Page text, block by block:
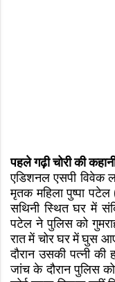
पहले गढ़ी चोरी की
एडिशनल एसपी विवेक
मृतक महिला पुष्पा
सथिनी स्थित घर में
पटेल ने पुलिस को
रात में चोर घर में घुस
दौरान उसकी पत्नी
जांच के दौरान पुलिस